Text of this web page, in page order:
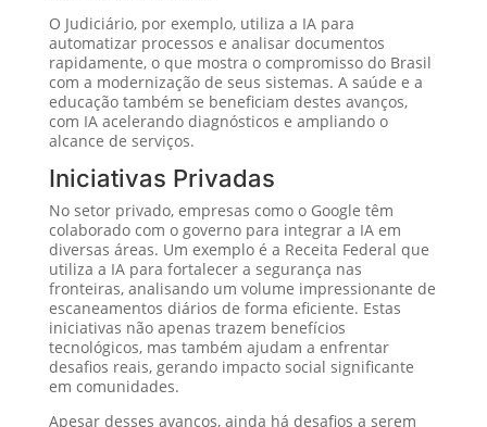
O Judiciário, por exemplo, utiliza a IA para
automatizar processos e analisar documentos
rapidamente, o que mostra o compromisso do Brasil
com a modernização de seus sistemas. A saúde e a
educação também se beneficiam destes avanços,
com IA acelerando diagnósticos e ampliando o
alcance de serviços.
Iniciativas Privadas
No setor privado, empresas como o Google têm
colaborado com o governo para integrar a IA em
diversas áreas. Um exemplo é a Receita Federal que
utiliza a IA para fortalecer a segurança nas
fronteiras, analisando um volume impressionante de
escaneamentos diários de forma eficiente. Estas
iniciativas não apenas trazem benefícios
tecnológicos, mas também ajudam a enfrentar
desafios reais, gerando impacto social significante
em comunidades.
Apesar desses avanços, ainda há desafios a serem